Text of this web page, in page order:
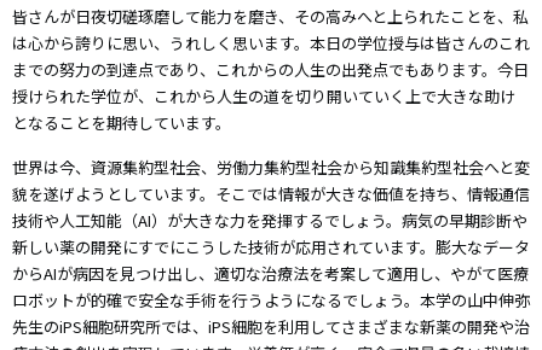
皆さんが日夜切磋琢磨して能力を磨き、その高みへと上られたことを、私
は心から誇りに思い、うれしく思います。本日の学位授与は皆さんのこれ
までの努力の到達点であり、これからの人生の出発点でもあります。今日
授けられた学位が、これから人生の道を切り開いていく上で大きな助け
となることを期待しています。
世界は今、資源集約型社会、労働力集約型社会から知識集約型社会へと変
貌を遂げようとしています。そこでは情報が大きな価値を持ち、情報通信
技術や人工知能（AI）が大きな力を発揮するでしょう。病気の早期診断や
新しい薬の開発にすでにこうした技術が応用されています。膨大なデータ
からAIが病因を見つけ出し、適切な治療法を考案して適用し、やがて医療
ロボットが的確で安全な手術を行うようになるでしょう。本学の山中伸弥
先生のiPS細胞研究所では、iPS細胞を利用してさまざまな新薬の開発や治